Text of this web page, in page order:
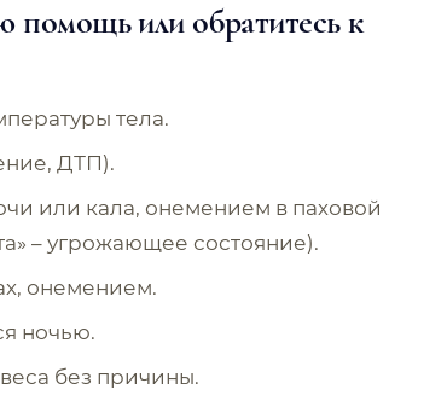
помощь или обратитесь к
тела.
ДТП).
или кала, онемением в паховой
– угрожающее состояние).
онемением.
ночью.
без причины.